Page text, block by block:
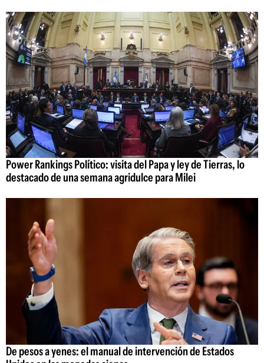
Power Rankings Político: visita del Papa y ley de Tierras, lo
destacado de una semana agridulce para Milei
De pesos a yenes: el manual de intervención de Estados